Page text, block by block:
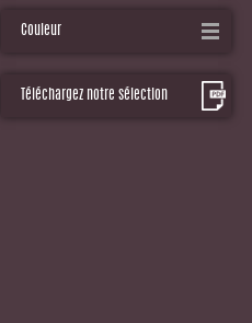
Couleur
Téléchargez notre sélection